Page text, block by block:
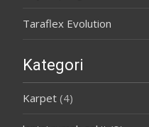
Taraflex Evolution
Kategori
Karpet (4)